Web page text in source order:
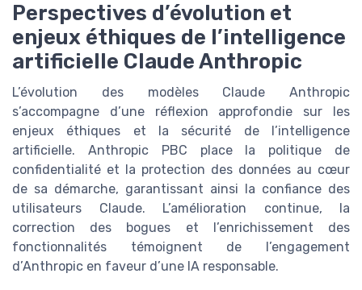
Perspectives d’évolution et
enjeux éthiques de l’intelligence
artificielle Claude Anthropic
L’évolution des modèles Claude Anthropic
s’accompagne d’une réflexion approfondie sur les
enjeux éthiques et la sécurité de l’intelligence
artificielle. Anthropic PBC place la politique de
confidentialité et la protection des données au cœur
de sa démarche, garantissant ainsi la confiance des
utilisateurs Claude. L’amélioration continue, la
correction des bogues et l’enrichissement des
fonctionnalités témoignent de l’engagement
d’Anthropic en faveur d’une IA responsable.